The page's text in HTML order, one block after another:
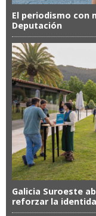
El periodismo con
Deputación
Galicia Suroeste
reforzar la